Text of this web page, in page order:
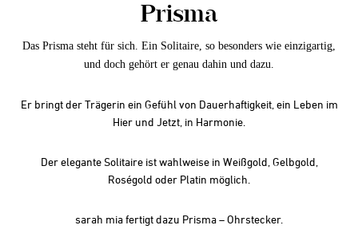
Prisma
Das Prisma steht für sich. Ein Solitaire, so besonders wie einzigartig,
und doch gehört er genau dahin und dazu.
Er bringt der Trägerin ein Gefühl von Dauerhaftigkeit, ein Leben im
Hier und Jetzt, in Harmonie.
Der elegante Solitaire ist wahlweise in Weißgold, Gelbgold,
Roségold oder Platin möglich.
sarah mia fertigt dazu Prisma – Ohrstecker.